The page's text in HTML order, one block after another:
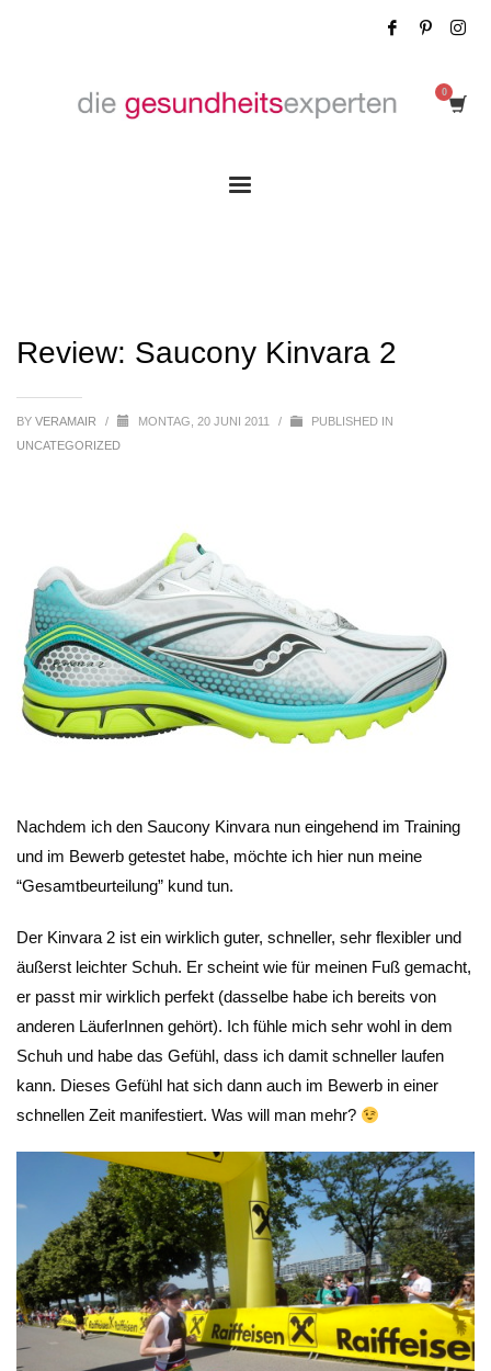
Review: Saucony Kinvara 2
BY VERAMAIR / MONTAG, 20 JUNI 2011 /
PUBLISHED IN
UNCATEGORIZED
Nachdem ich den Saucony Kinvara nun eingehend im Training
und im Bewerb getestet habe, möchte ich hier nun meine
“Gesamtbeurteilung” kund tun.
Der Kinvara 2 ist ein wirklich guter, schneller, sehr flexibler und
äußerst leichter Schuh. Er scheint wie für meinen Fuß gemacht,
er passt mir wirklich perfekt (dasselbe habe ich bereits von
anderen LäuferInnen gehört). Ich fühle mich sehr wohl in dem
Schuh und habe das Gefühl, dass ich damit schneller laufen
kann. Dieses Gefühl hat sich dann auch im Bewerb in einer
schnellen Zeit manifestiert. Was will man mehr?